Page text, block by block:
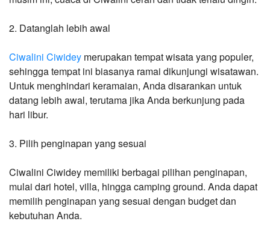
2. Datanglah lebih awal
Ciwalini Ciwidey merupakan tempat wisata yang populer,
sehingga tempat ini biasanya ramai dikunjungi wisatawan.
Untuk menghindari keramaian, Anda disarankan untuk
datang lebih awal, terutama jika Anda berkunjung pada
hari libur.
3. Pilih penginapan yang sesuai
Ciwalini Ciwidey memiliki berbagai pilihan penginapan,
mulai dari hotel, villa, hingga camping ground. Anda dapat
memilih penginapan yang sesuai dengan budget dan
kebutuhan Anda.